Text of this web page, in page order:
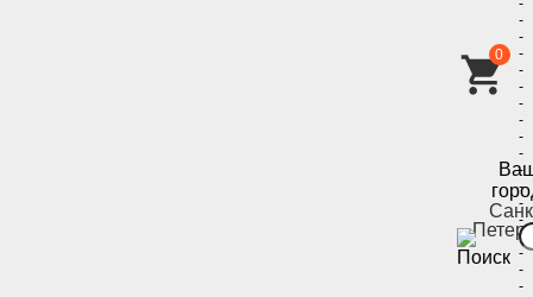
-
-
-
-
-
-
-
-
-
-
-
-
-
-
-
-
-
-
0